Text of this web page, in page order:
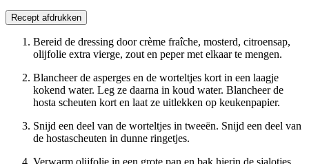
Recept afdrukken
Bereid de dressing door crème fraîche, mosterd, citroensap,
olijfolie extra vierge, zout en peper met elkaar te mengen.
Blancheer de asperges en de worteltjes kort in een laagje
kokend water. Leg ze daarna in koud water. Blancheer de
hosta scheuten kort en laat ze uitlekken op keukenpapier.
Snijd een deel van de worteltjes in tweeën. Snijd een deel van
de hostascheuten in dunne ringetjes.